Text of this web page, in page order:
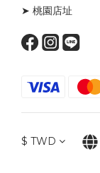
➤ 桃園店址
$ TWD